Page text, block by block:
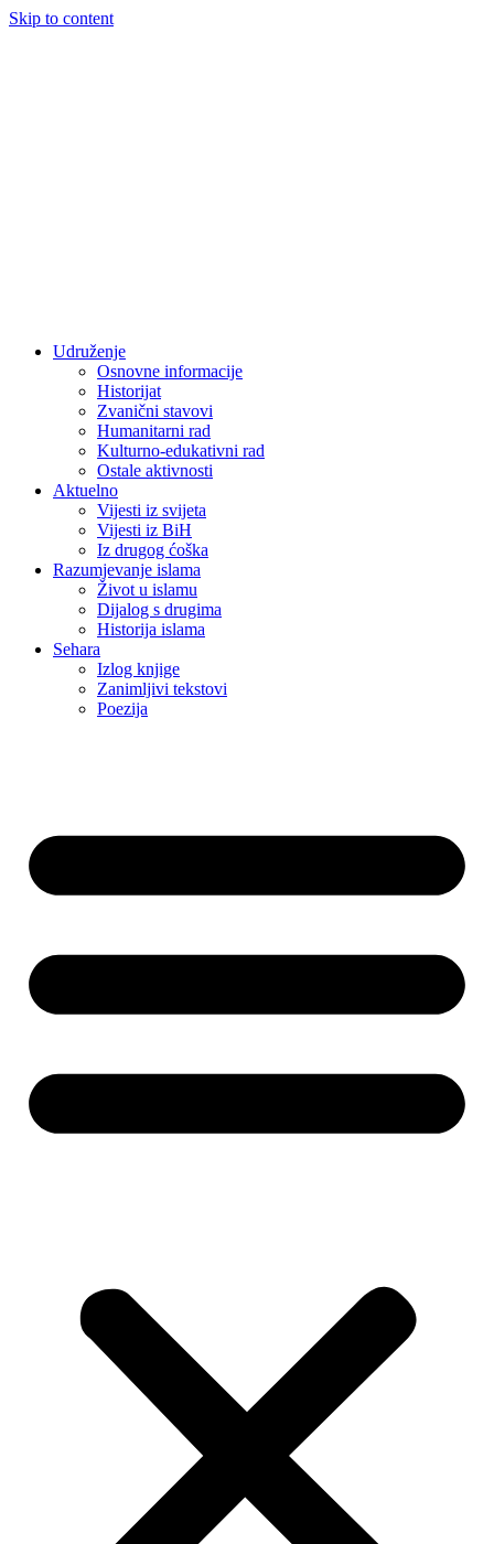
Skip to content
Udruženje
Osnovne informacije
Historijat
Zvanični stavovi
Humanitarni rad
Kulturno-edukativni rad
Ostale aktivnosti
Aktuelno
Vijesti iz svijeta
Vijesti iz BiH
Iz drugog ćoška
Razumjevanje islama
Život u islamu
Dijalog s drugima
Historija islama
Sehara
Izlog knjige
Zanimljivi tekstovi
Poezija